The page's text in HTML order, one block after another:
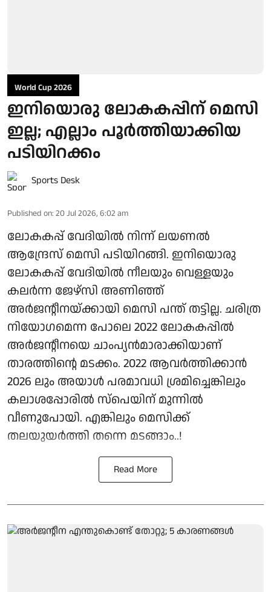
World Cup 2026
ഇനിയൊരു ലോകകപ്പിന് മെസി
ഇല്ല; എല്ലാം പൂർത്തിയാക്കിയ
പടിയിറക്കം
Sports Desk
Published on: 20 Jul 2026, 6:02 am
ലോകകപ്പ് വേദിയിൽ നിന്ന് ലയണൽ
ആന്ദ്രേസ് മെസി പടിയിറങ്ങി. ഇനിയൊരു
ലോകകപ്പ് വേദിയിൽ നീലയും വെള്ളയും
കലർന്ന ജേഴ്‌സി അണിഞ്ഞ്
അർജന്റീനയ്ക്കായി മെസി പന്ത് തട്ടില്ല. ചരിത്ര
നിയോഗമെന്ന പോലെ 2022 ലോകകപ്പിൽ
അർജന്റീനയെ ചാംപ്യൻമാരാക്കിയാണ്
താരത്തിന്റെ മടക്കം. 2022 ആവർത്തിക്കാൻ
2026 ലും അയാൾ പരമാവധി ശ്രമിച്ചെങ്കിലും
കലാശപ്പോരിൽ സ്‌പെയിന് മുന്നിൽ
വീണുപോയി. എങ്കിലും മെസിക്ക്
തലയുയർത്തി തന്നെ മടങ്ങാം..!
Read More